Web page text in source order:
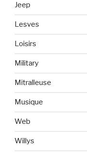
Jeep
Lesves
Loisirs
Military
Mitralleuse
Musique
Web
Willys